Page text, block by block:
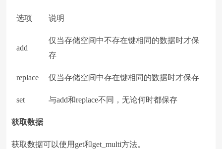
选项 说明
add
仅当存储空间中不存在键相同的数据时才保
存
replace 仅当存储空间中存在键相同的数据时才保存
set 与add和replace不同，无论何时都保存
获取数据
获取数据可以使用get和get_multi方法。